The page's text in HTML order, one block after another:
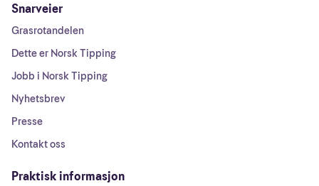
Snarveier
Grasrotandelen
Dette er Norsk Tipping
Jobb i Norsk Tipping
Nyhetsbrev
Presse
Kontakt oss
Praktisk informasjon